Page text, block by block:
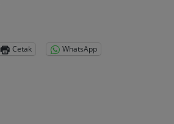
Cetak
WhatsApp